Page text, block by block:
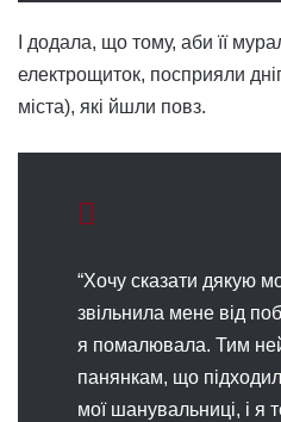
І додала, що тому, аби її
електрощиток, посприяли
міста), які йшли повз.
“Хочу сказати дякую
звільнила мене від
я помалювала. Тим
панянкам, що
мої шанувальниці, і я